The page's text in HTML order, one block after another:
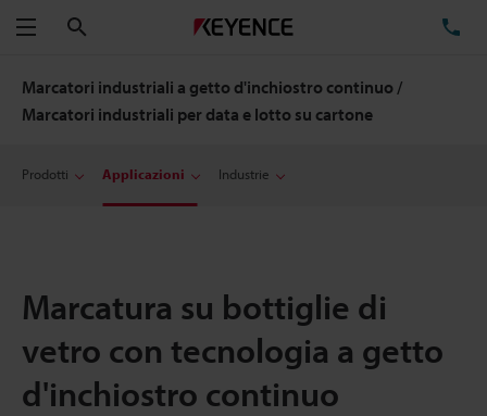
Menu
Marcatori industriali a getto d'inchiostro continuo /
Marcatori industriali per data e lotto su cartone
Prodotti Applicazioni Industrie
Marcatura su bottiglie di
vetro con tecnologia a getto
d'inchiostro continuo